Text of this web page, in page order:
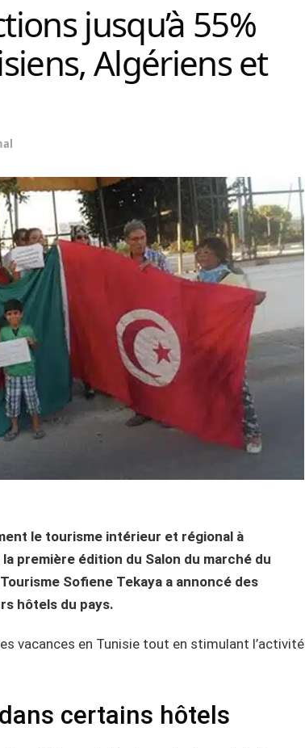
jusqu’à 55%
Algériens et
le tourisme intérieur et régional à
première édition du Salon du marché du
Sofiene Tekaya a annoncé des
hôtels du pays.
vacances en Tunisie tout en stimulant l’activité
certains hôtels